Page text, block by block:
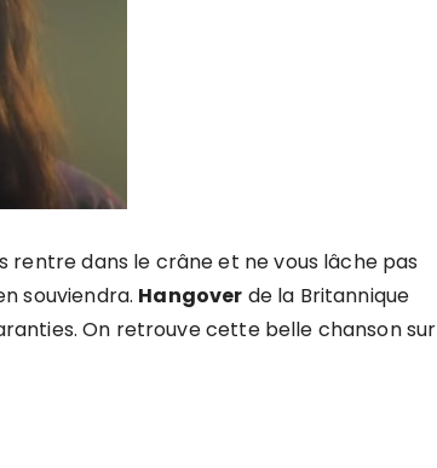
rentre dans le crâne et ne vous lâche pas
souviendra. Hangover de la Britannique
On retrouve cette belle chanson sur